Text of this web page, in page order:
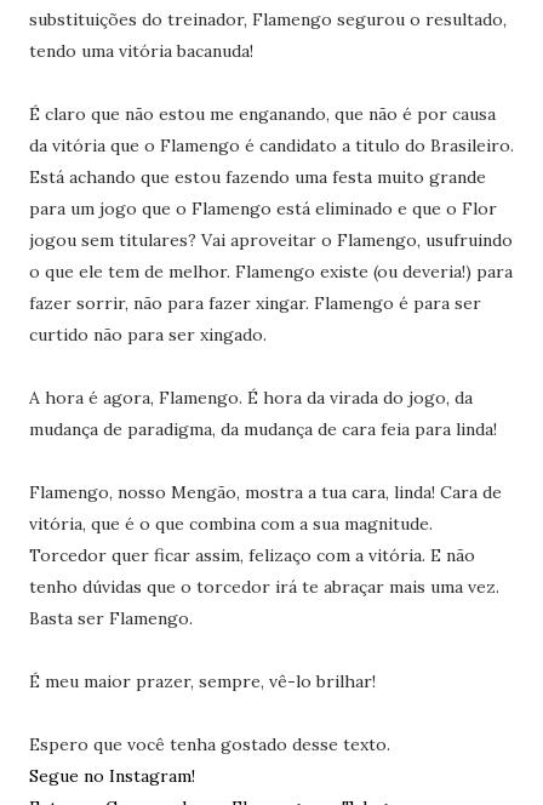
substituições do treinador, Flamengo segurou o resultado,
tendo uma vitória bacanuda!
É claro que não estou me enganando, que não é por causa
da vitória que o Flamengo é candidato a titulo do Brasileiro.
Está achando que estou fazendo uma festa muito grande
para um jogo que o Flamengo está eliminado e que o Flor
jogou sem titulares? Vai aproveitar o Flamengo, usufruindo
o que ele tem de melhor. Flamengo existe (ou deveria!) para
fazer sorrir, não para fazer xingar. Flamengo é para ser
curtido não para ser xingado.
A hora é agora, Flamengo. É hora da virada do jogo, da
mudança de paradigma, da mudança de cara feia para linda!
Flamengo, nosso Mengão, mostra a tua cara, linda! Cara de
vitória, que é o que combina com a sua magnitude.
Torcedor quer ficar assim, felizaço com a vitória. E não
tenho dúvidas que o torcedor irá te abraçar mais uma vez.
Basta ser Flamengo.
É meu maior prazer, sempre, vê-lo brilhar!
Espero que você tenha gostado desse texto.
Segue no Instagram!